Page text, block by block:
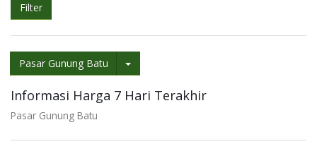
Filter
Pasar Gunung Batu
Informasi Harga 7 Hari Terakhir
Pasar Gunung Batu